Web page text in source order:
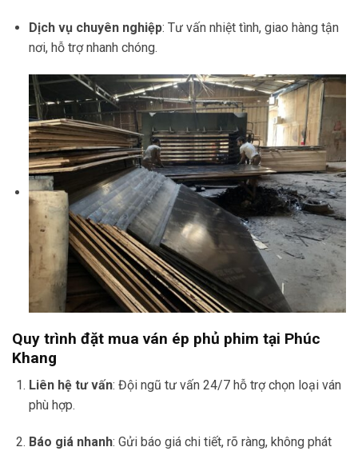
Dịch vụ chuyên nghiệp: Tư vấn nhiệt tình, giao hàng tận
nơi, hỗ trợ nhanh chóng.
Quy trình đặt mua ván ép phủ phim tại Phúc
Khang
Liên hệ tư vấn: Đội ngũ tư vấn 24/7 hỗ trợ chọn loại ván
phù hợp.
Báo giá nhanh: Gửi báo giá chi tiết, rõ ràng, không phát